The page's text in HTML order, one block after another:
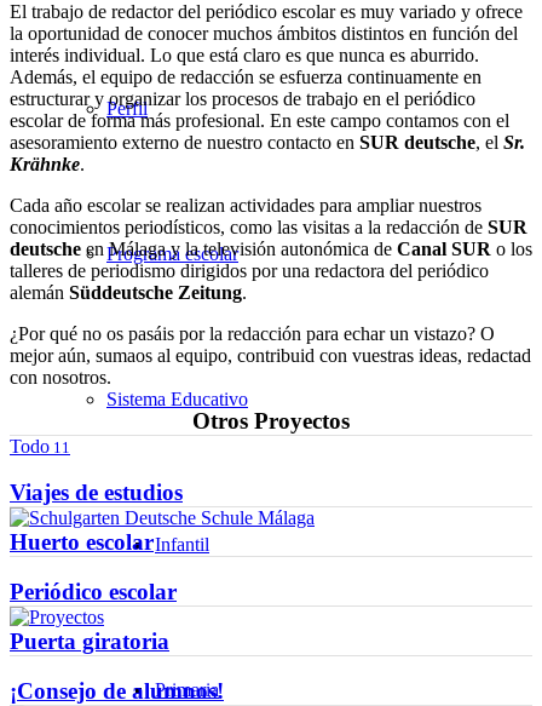
Perfil
Programa escolar
Sistema Educativo
Infantil
Primaria
El trabajo de redactor del periódico escolar es muy variado y ofrece
la oportunidad de conocer muchos ámbitos distintos en función del
interés individual. Lo que está claro es que nunca es aburrido.
Además, el equipo de redacción se esfuerza continuamente en
estructurar y organizar los procesos de trabajo en el periódico
escolar de forma más profesional. En este campo contamos con el
asesoramiento externo de nuestro contacto en SUR deutsche, el Sr.
Krähnke.
Cada año escolar se realizan actividades para ampliar nuestros
conocimientos periodísticos, como las visitas a la redacción de SUR
deutsche en Málaga y la televisión autonómica de Canal SUR o los
talleres de periodismo dirigidos por una redactora del periódico
alemán Süddeutsche Zeitung.
¿Por qué no os pasáis por la redacción para echar un vistazo? O
mejor aún, sumaos al equipo, contribuid con vuestras ideas, redactad
con nosotros.
Otros Proyectos
Todo 11
Viajes de estudios
Huerto escolar
Periódico escolar
Puerta giratoria
¡Consejo de alumnos!